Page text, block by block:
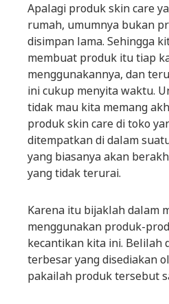
Apalagi produk skin care
rumah, umumnya bukan
disimpan lama. Sehingga
membuat produk itu tiap
menggunakannya, dan
ini cukup menyita waktu.
tidak mau kita memang
produk skin care di toko
ditempatkan di dalam
yang biasanya akan
yang tidak terurai.
Karena itu bijaklah dalam
menggunakan produk-
kecantikan kita ini. Belilah
terbesar yang disediakan
pakailah produk tersebut